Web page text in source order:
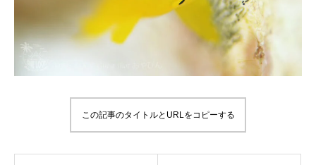
この記事のタイトルとURLをコピーする